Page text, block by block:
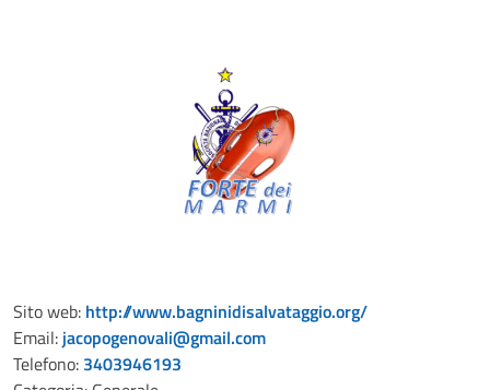
Sito web: http://www.bagninidisalvataggio.org/
Email: jacopogenovali@gmail.com
Telefono: 3403946193